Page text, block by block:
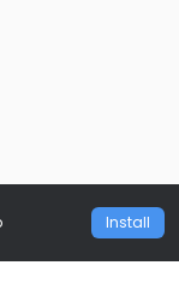
Install